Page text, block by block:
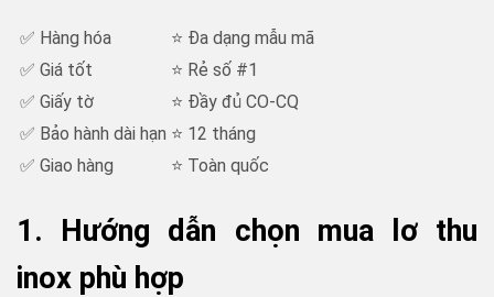
✅ Hàng hóa
⭐ Đa dạng mẫu mã
✅ Giá tốt
⭐ Rẻ số #1
✅ Giấy tờ
⭐ Đầy đủ CO-CQ
✅ Bảo hành dài hạn ⭐ 12 tháng
✅ Giao hàng
⭐ Toàn quốc
1. Hướng dẫn chọn mua lơ thu
inox phù hợp